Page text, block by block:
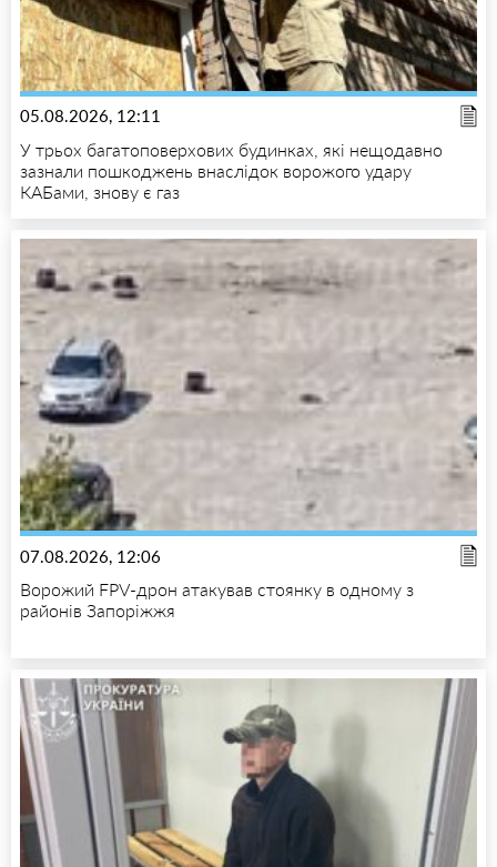
05.08.2026, 12:11
У трьох багатоповерхових будинках, які нещодавно
зазнали пошкоджень внаслідок ворожого удару
КАБами, знову є газ
07.08.2026, 12:06
Ворожий FPV-дрон атакував стоянку в одному з
районів Запоріжжя